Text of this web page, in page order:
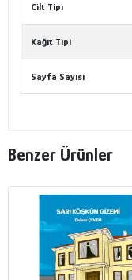
Cilt Tipi
Kağıt Tipi
Sayfa Sayısı
Benzer Ürünler